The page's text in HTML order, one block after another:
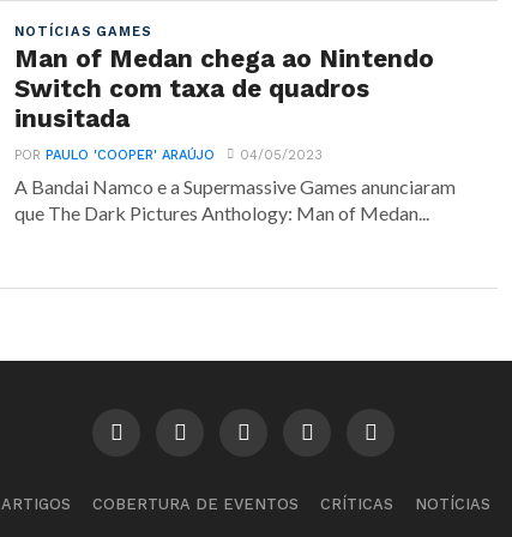
NOTÍCIAS GAMES
Man of Medan chega ao Nintendo
Switch com taxa de quadros
inusitada
PORPAULO 'COOPER' ARAÚJO 04/05/2023
A Bandai Namco e a Supermassive Games anunciaram
que The Dark Pictures Anthology: Man of Medan...
ARTIGOS COBERTURA DE EVENTOS CRÍTICAS NOTÍCIAS